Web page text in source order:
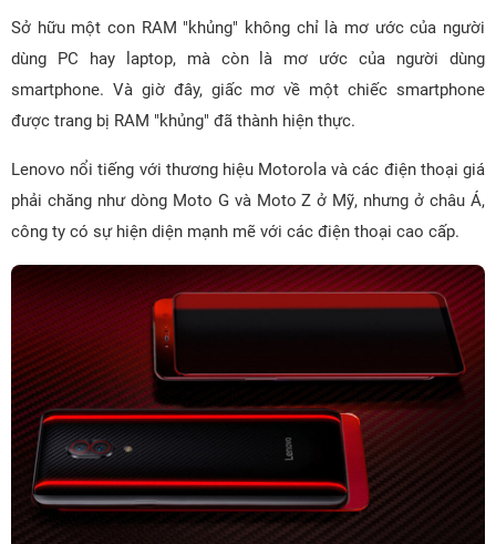
Sở hữu một con RAM "khủng" không chỉ là mơ ước của người
dùng PC hay laptop, mà còn là mơ ước của người dùng
smartphone. Và giờ đây, giấc mơ về một chiếc smartphone
được trang bị RAM "khủng" đã thành hiện thực.
Lenovo nổi tiếng với thương hiệu Motorola và các điện thoại giá
phải chăng như dòng Moto G và Moto Z ở Mỹ, nhưng ở châu Á,
công ty có sự hiện diện mạnh mẽ với các điện thoại cao cấp.